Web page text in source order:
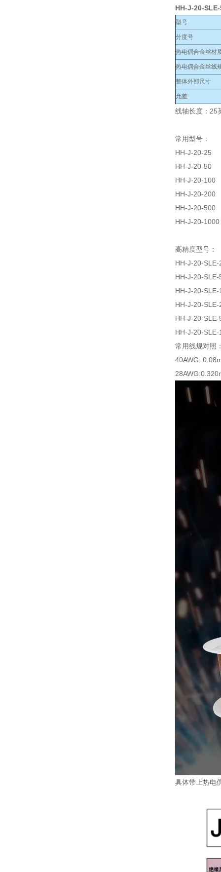
HH-J-20-
型号
分度号
热电偶合金丝材
热电偶合金丝线
整体外部尺寸
允差
线轴长度：25
常用型号：
HH-J-20-25
HH-J-20-50
HH-J-20-100
HH-J-20-200
HH-J-20-500
HH-J-20-1000
高精度型号：
HH-J-20-SLE-
HH-J-20-SLE-
HH-J-20-SLE-
HH-J-20-SLE-
HH-J-20-SLE-
HH-J-20-SLE-
常用线规对照
40AWG:
具体带上热电